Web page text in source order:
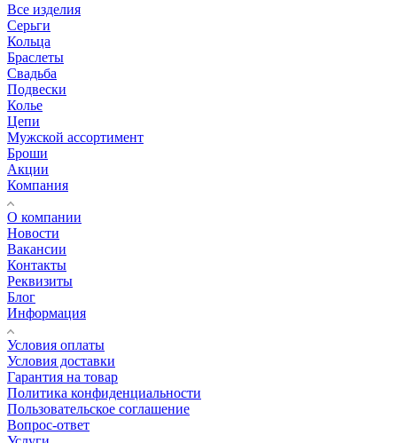
Все изделия
Серьги
Кольца
Браслеты
Свадьба
Подвески
Колье
Цепи
Мужской ассортимент
Броши
Акции
Компания
О компании
Новости
Вакансии
Контакты
Реквизиты
Блог
Информация
Условия оплаты
Условия доставки
Гарантия на товар
Политика конфиденциальности
Пользовательское соглашение
Вопрос-ответ